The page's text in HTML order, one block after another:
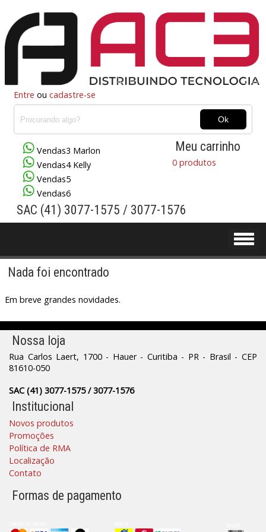
Entre ou cadastre-se
Vendas3 Marlon
Vendas4 Kelly
Vendas5
Vendas6
Meu carrinho
0 produtos
SAC (41) 3077-1575 / 3077-1576
Nada foi encontrado
Em breve grandes novidades.
Nossa loja
Rua Carlos Laert, 1700 - Hauer - Curitiba - PR - Brasil - CEP
81610-050
SAC (41) 3077-1575 / 3077-1576
Institucional
Novos produtos
Promoções
Política de RMA
Localização
Contato
Formas de pagamento